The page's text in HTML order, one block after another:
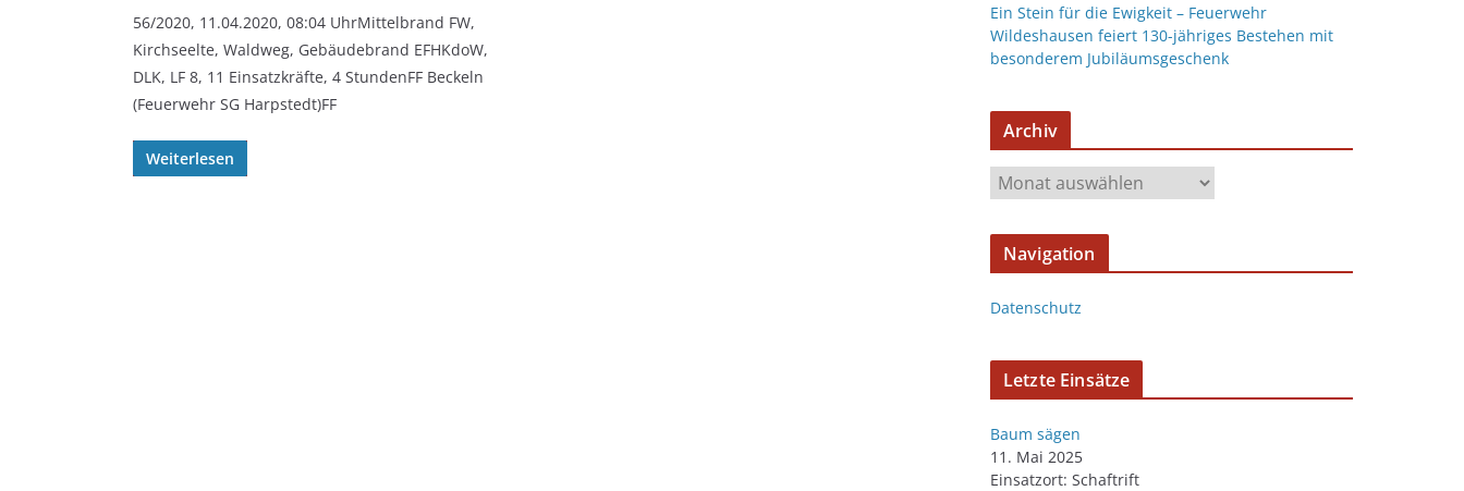
56/2020, 11.04.2020, 08:04 UhrMittelbrand FW,
Kirchseelte, Waldweg, Gebäudebrand EFHKdoW,
DLK, LF 8, 11 Einsatzkräfte, 4 StundenFF Beckeln
(Feuerwehr SG Harpstedt)FF
Weiterlesen
Ein Stein für die Ewigkeit – Feuerwehr
Wildeshausen feiert 130-jähriges Bestehen mit
besonderem Jubiläumsgeschenk
Archiv
Navigation
Datenschutz
Letzte Einsätze
Baum sägen
11. Mai 2025
Einsatzort: Schaftrift